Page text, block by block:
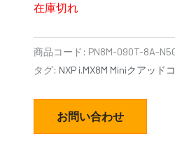
在庫切れ
商品コード: PN8M-090T-8A-
タグ: NXP i.MX8M Miniクアッド
お問い合わせ